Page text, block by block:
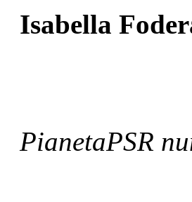
Isabella
PianetaPSR